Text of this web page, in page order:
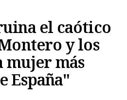
el caótico
y los
mujer más
España"